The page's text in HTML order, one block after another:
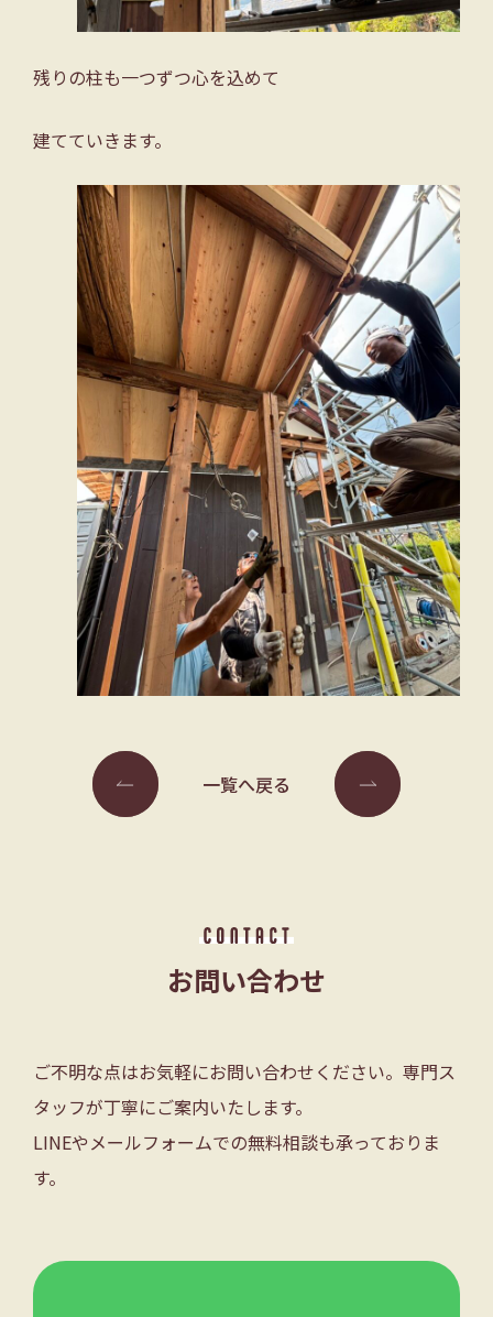
残りの柱も一つずつ心を込めて
建てていきます。
一覧へ戻る
お問い合わせ
ご不明な点はお気軽にお問い合わせください。専門ス
タッフが丁寧にご案内いたします。
LINEやメールフォームでの無料相談も承っておりま
す。